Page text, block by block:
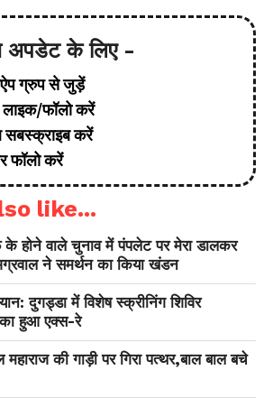
अपडेट के लिए -
ग्रुप से जुड़ें
फॉलो करें
करें
फॉलो करें
like...
के होने वाले चुनाव में पंपलेट पर मेरा डालकर
ने समर्थन का किया खंडन
दुगड्डा में विशेष स्क्रीनिंग शिविर
हुआ एक्स-रे
की गाड़ी पर गिरा पत्थर,बाल बाल बचे